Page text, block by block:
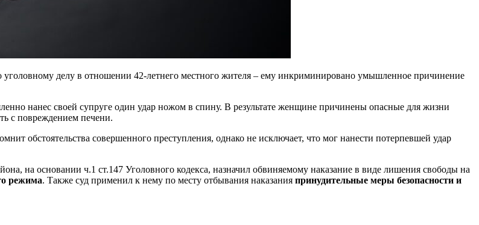
уголовному делу в отношении 42-летнего местного жителя – ему инкриминировано умышленное причинение
нанес своей супруге один удар ножом в спину. В результате женщине причинены опасные для жизни
с повреждением печени.
обстоятельства совершенного преступления, однако не исключает, что мог нанести потерпевшей удар
на основании ч.1 ст.147 Уголовного кодекса, назначил обвиняемому наказание в виде лишения свободы на
режима. Также суд применил к нему по месту отбывания наказания принудительные меры безопасности и